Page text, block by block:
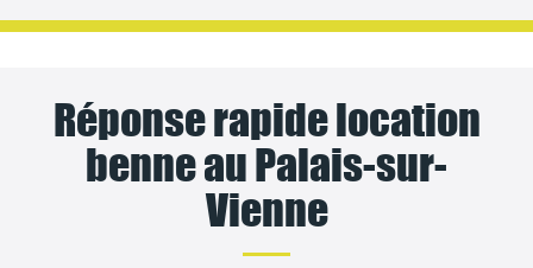
Réponse rapide location
benne au Palais-sur-
Vienne